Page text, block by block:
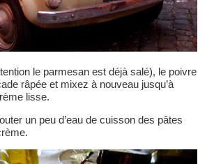
le parmesan est déjà salé), le poivre
râpée et mixez à nouveau jusqu’à
lisse.
un peu d’eau de cuisson des pâtes